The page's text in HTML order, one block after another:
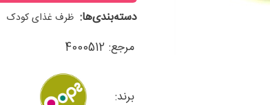
دسته‌بندی‌ها: ظرف غذای کودک
مرجع: 4000512
برند: